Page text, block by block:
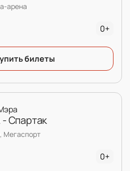
арена
0+
билеты
Спартак
Мегаспорт
0+